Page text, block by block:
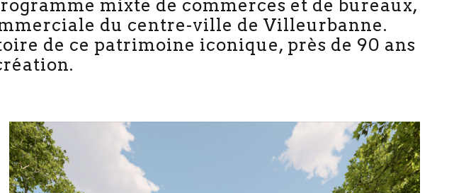
mixte de commerces et de bureaux,
du centre-ville de Villeurbanne.
de ce patrimoine iconique, près de 90 ans